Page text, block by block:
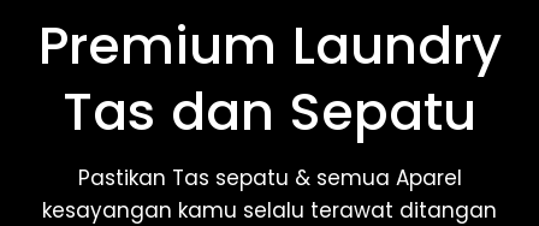
Premium Laundry
Tas dan Sepatu
Pastikan Tas sepatu & semua Aparel
kesayangan kamu selalu terawat ditangan